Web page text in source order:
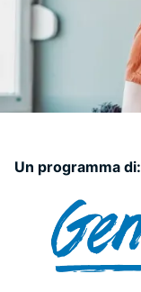
Un programma di: